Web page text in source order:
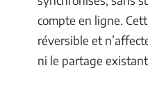
compte en ligne.
réversible et
ni le partage